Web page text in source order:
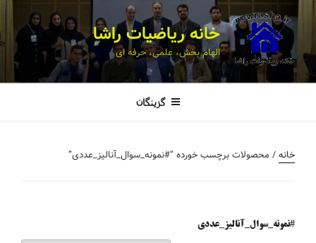
خانه ریاضیات راشا
الهام بخش، علمی، حرفه ای
گزینگان
خانه/ محصولات برچسب خورده “#نمونه_سوال_آنالیز_عددی”
#نمونه_سوال_آنالیز_عددی